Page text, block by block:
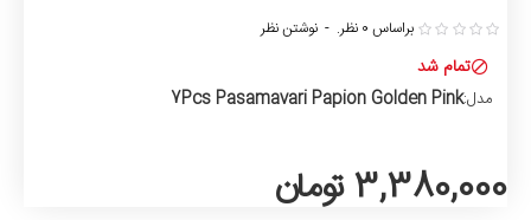
تمام شد
مدل:7Pcs Pasamavari Papion Golden Pink
براساس 0 نظر. - نوشتن نظر
3,380,000 تومان